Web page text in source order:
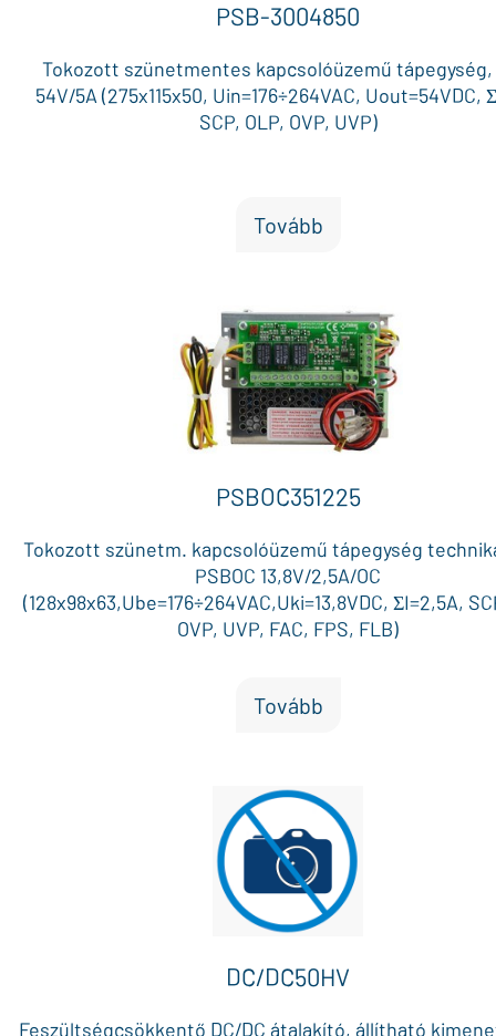
PSB-3004850
Tokozott szünetmentes kapcsolóüzemű tápegység,
54V/5A (275x115x50, Uin=176÷264VAC, Uout=54VDC,
SCP, OLP, OVP, UVP)
Tovább
PSBOC351225
Tokozott szünetm. kapcsolóüzemű tápegység
PSBOC 13,8V/2,5A/OC
(128x98x63,Ube=176÷264VAC,Uki=13,8VDC, ΣI=2,5A,
OVP, UVP, FAC, FPS, FLB)
Tovább
DC/DC50HV
Feszültségcsökkentő DC/DC átalakító, állítható